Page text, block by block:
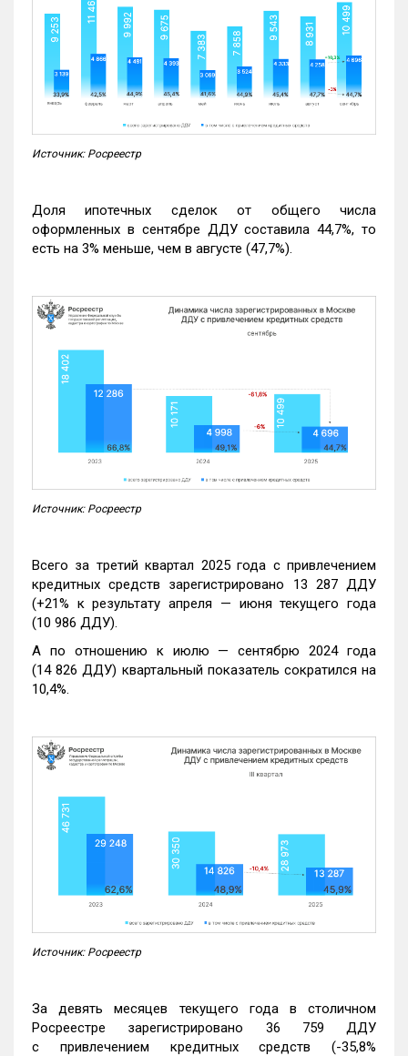
Источник: Росреестр
Доля ипотечных сделок от общего числа
оформленных в сентябре ДДУ составила 44,7%, то
есть на 3% меньше, чем в августе (47,7%).
Источник: Росреестр
Всего за третий квартал 2025 года с привлечением
кредитных средств зарегистрировано 13 287 ДДУ
(+21% к результату апреля — июня текущего года
(10 986 ДДУ).
А по отношению к июлю — сентябрю 2024 года
(14 826 ДДУ) квартальный показатель сократился на
10,4%.
Источник: Росреестр
За девять месяцев текущего года в столичном
Росреестре зарегистрировано 36 759 ДДУ
с привлечением кредитных средств (-35,8%